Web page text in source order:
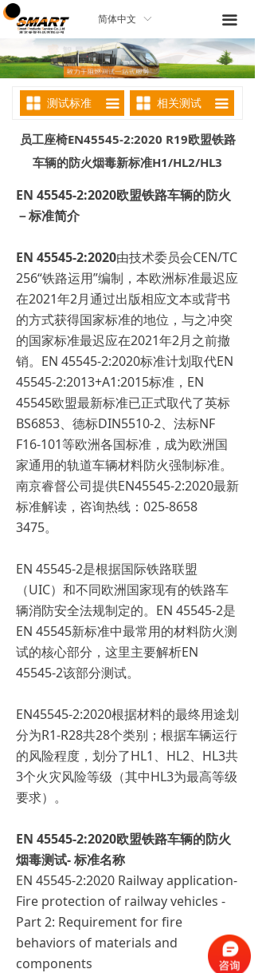
끀
ꀅ
简体中文
测试标准 끀 相关测试 끀
员工座椅EN45545-2:2020 R19欧盟铁路
车辆的防火烟毒新标准H1/HL2/HL3
EN 45545-2:2020欧盟铁路车辆的防火
－标准简介
EN 45545-2:2020由技术委员会CEN/TC
256“铁路运用”编制，本欧洲标准最迟应
在2021年2月通过出版相应文本或背书
的方式获得国家标准的地位，与之冲突
的国家标准最迟应在2021年2月之前撤
销。EN 45545-2:2020标准计划取代EN
45545-2:2013+A1:2015标准，EN
45545欧盟最新标准已正式取代了英标
BS6853、德标DIN5510-2、法标NF
F16-101等欧洲各国标准，成为欧洲国
家通用的轨道车辆材料防火强制标准。
南京睿督公司提供EN45545-2:2020最新
标准解读，咨询热线：025-8658
3475。
EN 45545-2是根据国际铁路联盟
（UIC）和不同欧洲国家现有的铁路车
辆消防安全法规制定的。EN 45545-2是
EN 45545新标准中最常用的材料防火测
试的核心部分，这里主要解析EN
45545-2该部分测试。
EN45545-2:2020根据材料的最终用途划
分为R1-R28共28个类别；根据车辆运行
的风险程度，划分了HL1、HL2、HL3共
3个火灾风险等级（其中HL3为最高等级
要求）。
EN 45545-2:2020欧盟铁路车辆的防火
烟毒测试- 标准名称
EN 45545-2:2020 Railway application-
Fire protection of railway vehicles -
Part 2: Requirement for fire
behaviors of materials and
components